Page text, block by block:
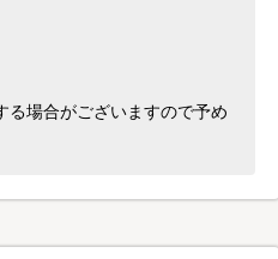
場合がございますので予め